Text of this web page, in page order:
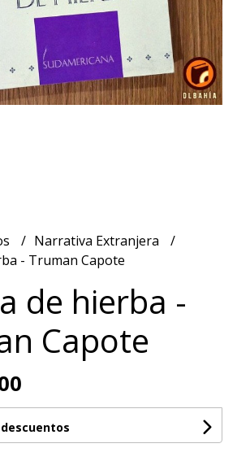
Narrativa Extranjera
- Truman Capote
de hierba -
Capote